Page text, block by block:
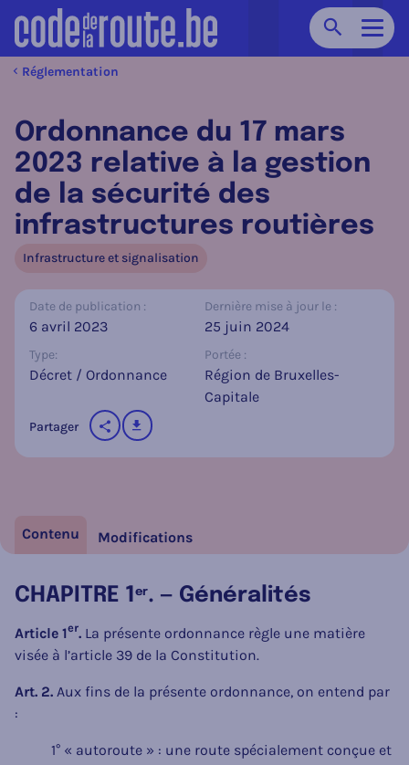
Chercher
Réglementation
Ordonnance du 17 mars
2023 relative à la gestion
de la sécurité des
infrastructures routières
Infrastructure et signalisation
Date de publication :
6 avril 2023
Dernière mise à jour le :
25 juin 2024
Type:
Décret / Ordonnance
Portée :
Région de Bruxelles-
Capitale
Partager
sur les réseaux sociaux
télécharger
Contenu Modifications
CHAPITRE 1 er. — Généralités
Article 1er. La présente ordonnance règle une matière
visée à l’article 39 de la Constitution.
Art. 2. Aux fins de la présente ordonnance, on entend par
:
1° « autoroute » : une route spécialement conçue et